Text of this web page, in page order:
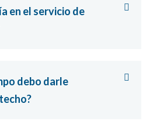
en el servicio de
debo darle